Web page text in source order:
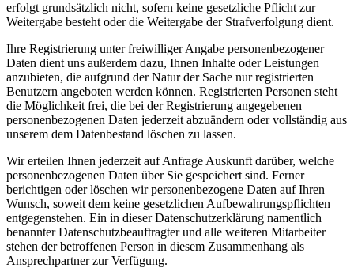
erfolgt grundsätzlich nicht, sofern keine gesetzliche Pflicht zur
Weitergabe besteht oder die Weitergabe der Strafverfolgung dient.
Ihre Registrierung unter freiwilliger Angabe personenbezogener
Daten dient uns außerdem dazu, Ihnen Inhalte oder Leistungen
anzubieten, die aufgrund der Natur der Sache nur registrierten
Benutzern angeboten werden können. Registrierten Personen steht
die Möglichkeit frei, die bei der Registrierung angegebenen
personenbezogenen Daten jederzeit abzuändern oder vollständig aus
unserem dem Datenbestand löschen zu lassen.
Wir erteilen Ihnen jederzeit auf Anfrage Auskunft darüber, welche
personenbezogenen Daten über Sie gespeichert sind. Ferner
berichtigen oder löschen wir personenbezogene Daten auf Ihren
Wunsch, soweit dem keine gesetzlichen Aufbewahrungspflichten
entgegenstehen. Ein in dieser Datenschutzerklärung namentlich
benannter Datenschutzbeauftragter und alle weiteren Mitarbeiter
stehen der betroffenen Person in diesem Zusammenhang als
Ansprechpartner zur Verfügung.